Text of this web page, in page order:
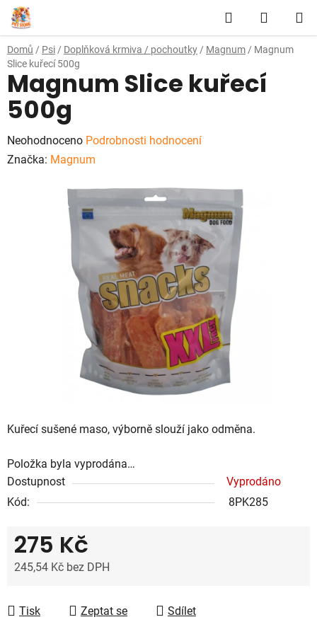
Přejít
na
obsah
Hledat
KOŠÍK
Domů / Psi / Doplňková krmiva / pochoutky / Magnum / Magnum
Slice kuřecí 500g
Kuřecí sušené maso, výborně slouží jako odměna.
Položka byla vyprodána…
Dostupnost
Vyprodáno
Kód:
8PK285
275 Kč
245,54 Kč bez DPH
Tisk
Zeptat se Sdílet
Magnum Slice kuřecí
500g
Průměrné
hodnocení
Neohodnoceno Podrobnosti hodnocení
Značka: Magnum